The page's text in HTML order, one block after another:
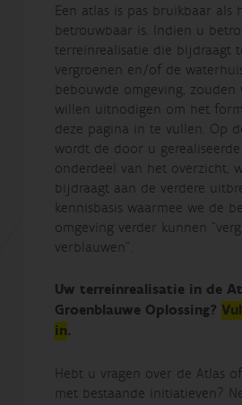
Een atlas is pas bruikbaar als
betrouwbaar is. Indien u
terreinrealisatie die bijdraagt
vergroenen en/of de
bebouwde omgeving, zouden
willen uitnodigen om het
deze pagina in te vullen. Op
wordt de door u
onderdeel van het overzicht,
bijdraagt aan de verdere
kennisbasis waarmee we de
omgeving verder kunnen
verblauwen”.
Uw terreinrealisatie in de
Groenblauwe Oplossing?
in.
Hebt u vragen over de Atlas
met bestaande initiatieven?